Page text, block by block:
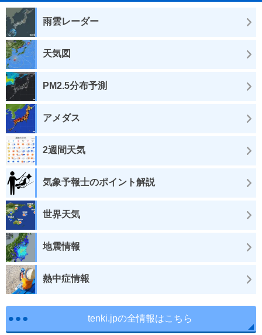
雨雲レーダー
天気図
PM2.5分布予測
アメダス
2週間天気
気象予報士のポイント解説
世界天気
地震情報
熱中症情報
tenki.jpの全情報はこちら